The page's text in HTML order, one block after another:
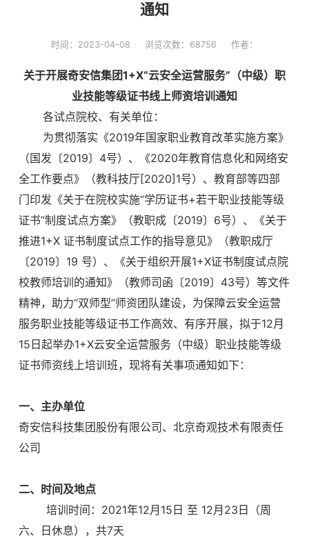
通知
时间：2023-04-08 浏览次数：68756 作者：
关于开展奇安信集团1+X“云安全运营服务”（中级）职
业技能等级证书线上师资培训通知
各试点院校、有关单位：
为贯彻落实《2019年国家职业教育改革实施方案》
（国发〔2019〕4号）、《2020年教育信息化和网络安
全工作要点》（教科技厅[2020]1号）、教育部等四部
门印发《关于在院校实施“学历证书+若干职业技能等级
证书”制度试点方案》（教职成〔2019〕6号）、《关于
推进1+X 证书制度试点工作的指导意见》（教职成厅
〔2019〕19 号）、《关于组织开展1+X证书制度试点院
校教师培训的通知》（教师司函〔2019〕43号）等文件
精神，助力“双师型”师资团队建设，为保障云安全运营
服务职业技能等级证书工作高效、有序开展，拟于12月
15日起举办1+X云安全运营服务（中级）职业技能等级
证书师资线上培训班，现将有关事项通知如下：
一、主办单位
奇安信科技集团股份有限公司、北京奇观技术有限责任
公司
二、时间及地点
培训时间： 2021年12月15日 至 12月23日（周
六、日休息），共7天